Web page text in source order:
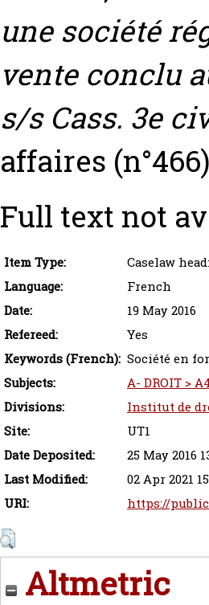
une société
vente conclu
s/s Cass. 3e
affaires
Full text not
Item Type:
Caselaw
Language:
French
Date:
19 May 2016
Refereed:
Yes
Keywords (French): Société en
Subjects:
A- DROIT >
Divisions:
Institut de
Site:
UT1
Date Deposited:
25 May 2016
Last Modified:
02 Apr 2021
URI:
https://
Altmetric